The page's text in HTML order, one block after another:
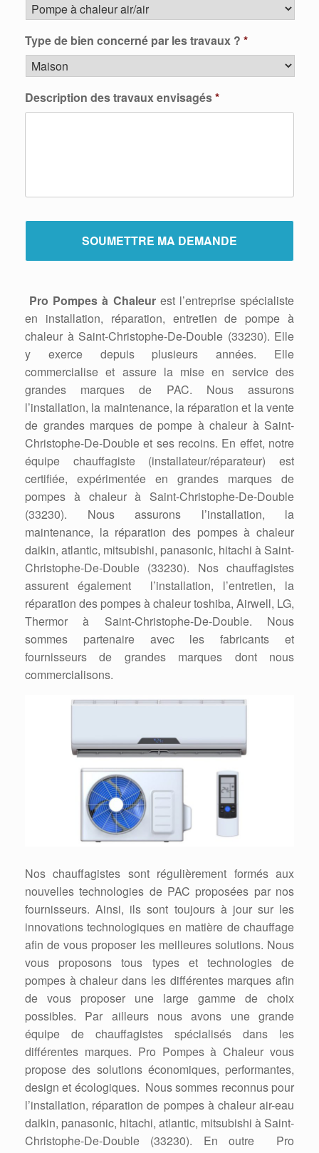
Type de bien concerné par les travaux ? *
Description des travaux envisagés*
Pro Pompes à Chaleurest l’entreprise spécialiste
en installation, réparation, entretien de pompe à
chaleur à Saint-Christophe-De-Double (33230). Elle
y exerce depuis plusieurs années. Elle
commercialise et assure la mise en service des
grandes marques de PAC. Nous assurons
l’installation, la maintenance, la réparation et la vente
de grandes marques de pompe à chaleur à Saint-
Christophe-De-Double et ses recoins. En effet, notre
équipe chauffagiste (installateur/réparateur) est
certifiée, expérimentée en grandes marques de
pompes à chaleur à Saint-Christophe-De-Double
(33230). Nous assurons l’installation, la
maintenance, la réparation des pompes à chaleur
daikin, atlantic, mitsubishi, panasonic, hitachi à Saint-
Christophe-De-Double (33230). Nos chauffagistes
assurent également l’installation, l’entretien, la
réparation des pompes à chaleur toshiba, Airwell, LG,
Thermor à Saint-Christophe-De-Double. Nous
sommes partenaire avec les fabricants et
fournisseurs de grandes marques dont nous
commercialisons.
Nos chauffagistes sont régulièrement formés aux
nouvelles technologies de PAC proposées par nos
fournisseurs. Ainsi, ils sont toujours à jour sur les
innovations technologiques en matière de chauffage
afin de vous proposer les meilleures solutions. Nous
vous proposons tous types et technologies de
pompes à chaleur dans les différentes marques afin
de vous proposer une large gamme de choix
possibles. Par ailleurs nous avons une grande
équipe de chauffagistes spécialisés dans les
différentes marques. Pro Pompes à Chaleur vous
propose des solutions économiques, performantes,
design et écologiques. Nous sommes reconnus pour
l’installation, réparation de pompes à chaleur air-eau
daikin, panasonic, hitachi, atlantic, mitsubishi à Saint-
Christophe-De-Double (33230). En outre Pro